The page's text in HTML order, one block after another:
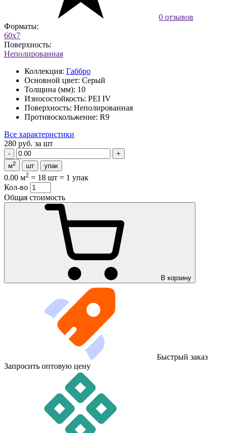
0 отзывов
Форматы:
60x7
Поверхность:
Неполированная
Коллекция: Габбро
Основной цвет: Серый
Толщина (мм): 10
Износостойкость: PEI IV
Поверхность: Неполированная
Противоскольжение: R9
Все характеристики
280 руб. за шт
м2 шт упак
0.00 м2 = 18 шт = 1 упак
Кол-во
Общая стоимость
В корзину
Быстрый заказ
Запросить оптовую цену